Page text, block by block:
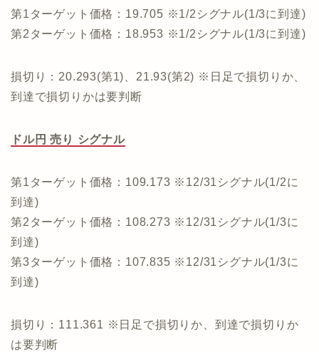
第1ターゲット価格：19.705 ※1/2シグナル(1/3に到達)
第2ターゲット価格：18.953 ※1/2シグナル(1/3に到達)
損切り：20.293(第1)、21.93(第2) ※日足で損切りか、
到達で損切りかは要判断
ドル円 売り シグナル
第1ターゲット価格：109.173 ※12/31シグナル(1/2に
到達)
第2ターゲット価格：108.273 ※12/31シグナル(1/3に
到達)
第3ターゲット価格：107.835 ※12/31シグナル(1/3に
到達)
損切り：111.361 ※日足で損切りか、到達で損切りか
は要判断